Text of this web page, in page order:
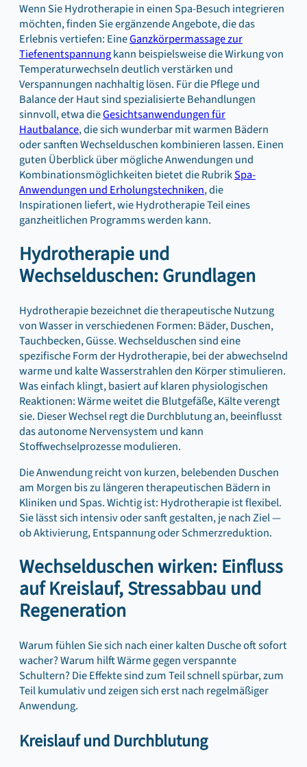
Wenn Sie Hydrotherapie in einen Spa-Besuch integrieren
möchten, finden Sie ergänzende Angebote, die das
Erlebnis vertiefen: EineGanzkörpermassage zur
Tiefenentspannungkann beispielsweise die Wirkung von
Temperaturwechseln deutlich verstärken und
Verspannungen nachhaltig lösen. Für die Pflege und
Balance der Haut sind spezialisierte Behandlungen
sinnvoll, etwa dieGesichtsanwendungen für
Hautbalance, die sich wunderbar mit warmen Bädern
oder sanften Wechselduschen kombinieren lassen. Einen
guten Überblick über mögliche Anwendungen und
Kombinationsmöglichkeiten bietet die RubrikSpa-
Anwendungen und Erholungstechniken, die
Inspirationen liefert, wie Hydrotherapie Teil eines
ganzheitlichen Programms werden kann.
Hydrotherapie und
Wechselduschen: Grundlagen
Hydrotherapie bezeichnet die therapeutische Nutzung
von Wasser in verschiedenen Formen: Bäder, Duschen,
Tauchbecken, Güsse. Wechselduschen sind eine
spezifische Form der Hydrotherapie, bei der abwechselnd
warme und kalte Wasserstrahlen den Körper stimulieren.
Was einfach klingt, basiert auf klaren physiologischen
Reaktionen: Wärme weitet die Blutgefäße, Kälte verengt
sie. Dieser Wechsel regt die Durchblutung an, beeinflusst
das autonome Nervensystem und kann
Stoffwechselprozesse modulieren.
Die Anwendung reicht von kurzen, belebenden Duschen
am Morgen bis zu längeren therapeutischen Bädern in
Kliniken und Spas. Wichtig ist: Hydrotherapie ist flexibel.
Sie lässt sich intensiv oder sanft gestalten, je nach Ziel —
ob Aktivierung, Entspannung oder Schmerzreduktion.
Wechselduschen wirken: Einfluss
auf Kreislauf, Stressabbau und
Regeneration
Warum fühlen Sie sich nach einer kalten Dusche oft sofort
wacher? Warum hilft Wärme gegen verspannte
Schultern? Die Effekte sind zum Teil schnell spürbar, zum
Teil kumulativ und zeigen sich erst nach regelmäßiger
Anwendung.
Kreislauf und Durchblutung